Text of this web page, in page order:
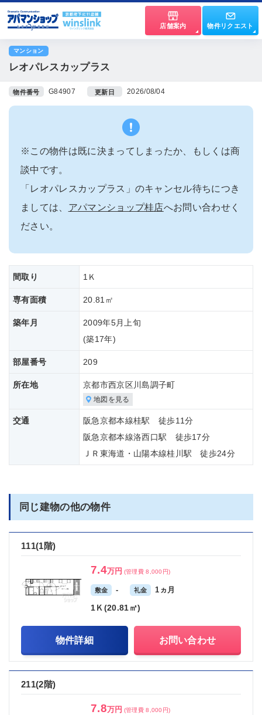
店舗案内 物件リクエスト
マンション
レオパレスカップラス
物件番号 G84907 更新日 2026/08/04
※この物件は既に決まってしまったか、もしくは商
談中です。
「レオパレスカップラス」のキャンセル待ちにつき
ましては、 アパマンショップ桂店へお問い合わせく
ださい。
間取り 1Ｋ
専有面積 20.81㎡
築年月
2009年5月上旬
(築17年)
部屋番号 209
所在地 京都市西京区川島調子町
地図を見る
交通
阪急京都本線桂駅 徒歩11分
阪急京都本線洛西口駅 徒歩17分
ＪＲ東海道・山陽本線桂川駅 徒歩24分
同じ建物の他の物件
111(1階)
7.4万円 (管理費 8,000円)
敷金 - 礼金 1ヵ月
1Ｋ(20.81㎡)
物件詳細 お問い合わせ
211(2階)
7.8万円 (管理費 8,000円)